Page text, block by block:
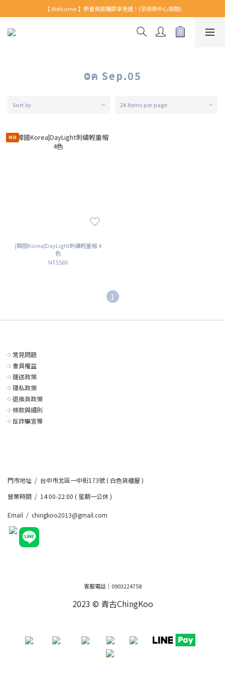
【 Welcome 】新會員首購即享免運！(至領券中心領取)
【 Welcome 】新會員首購即享免運！(至領券中心領取)
全館消費滿999免運！
Ⱉฅ Sep.05
Sort by 24 Items per page
現貨
|韓國Korea|DayLight刺繡輕量帽 4
色
NT$580
1
༶ 常見問題
༶會員權益
༶運送政策
༶ 隱私政策
༶退換貨政策
༶條款與細則
༶ 反詐騙宣導
門市地址 / 台中市北區一中街173號 ( 白色貨櫃屋 )
營業時間 / 14:00-22:00 ( 星期一公休 )
Email / chingkoo2013@gmail.com
客服電話｜0903224758
2023 © 青古ChingKoo